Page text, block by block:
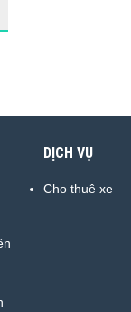
DỊCH VỤ
Cho thuê xe